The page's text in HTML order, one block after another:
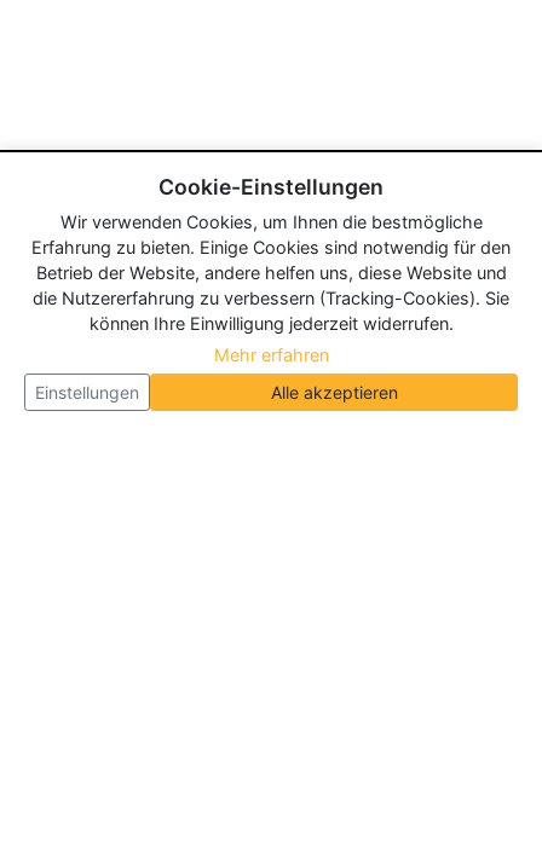
Cookie-Einstellungen
Wir verwenden Cookies, um Ihnen die bestmögliche
Erfahrung zu bieten. Einige Cookies sind notwendig für den
Betrieb der Website, andere helfen uns, diese Website und
die Nutzererfahrung zu verbessern (Tracking-Cookies). Sie
können Ihre Einwilligung jederzeit widerrufen.
Mehr erfahren
Einstellungen
Alle akzeptieren